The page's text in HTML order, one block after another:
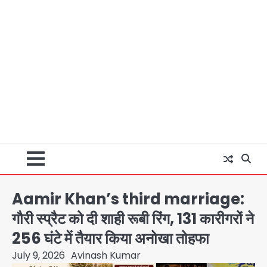
Aamir Khan’s third marriage:
गौरी स्प्रैट को दी शाही रूबी रिंग, 131 कारीगरों ने
256 घंटे में तैयार किया अनोखा तोहफा
July 9, 2026 Avinash Kumar